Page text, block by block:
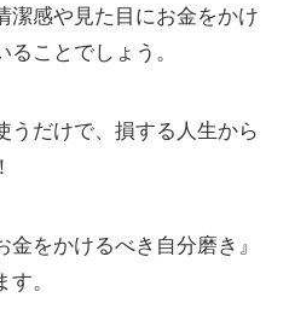
潔感や見た目にお金をかけ
ことでしょう。
うだけで、損する人生から
をかけるべき自分磨き』
。